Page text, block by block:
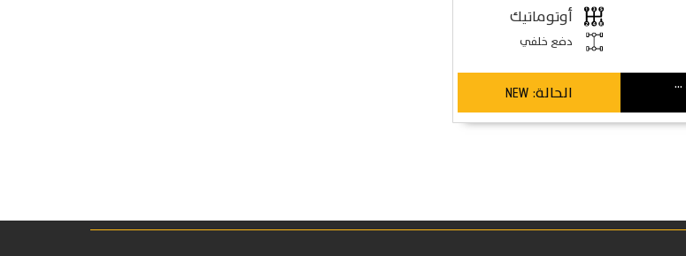
أوتوماتيك
دفع خلفي
... الحالة:NEW